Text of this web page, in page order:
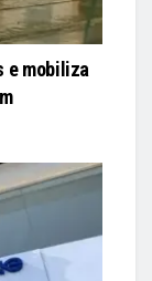
e mobiliza